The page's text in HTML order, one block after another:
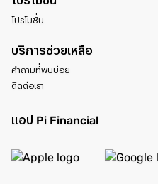
โปรโมชั่น
บริการช่วยเหลือ
คำถามที่พบบ่อย
ติดต่อเรา
แอป Pi Financial